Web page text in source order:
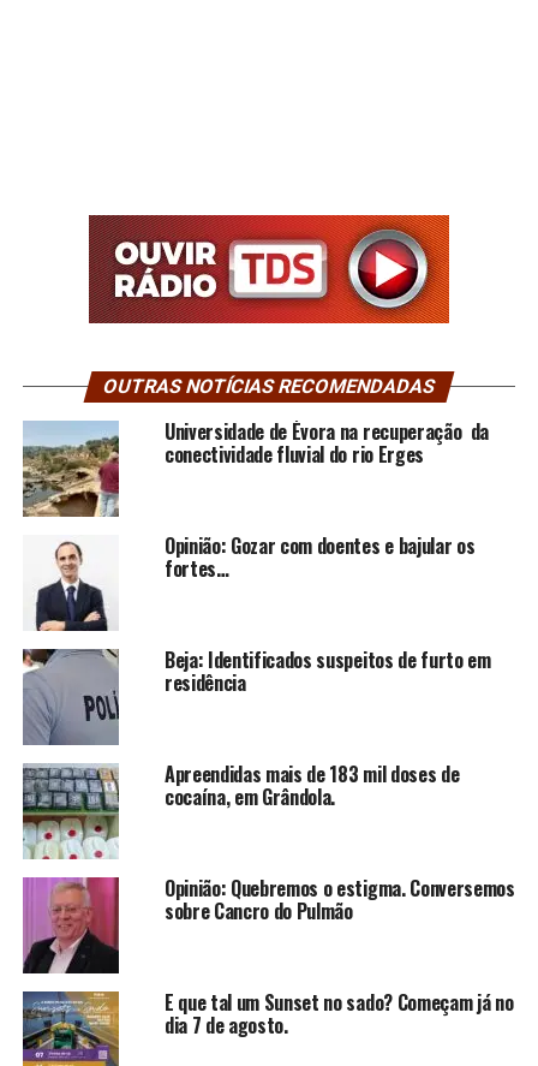
OUTRAS NOTÍCIAS RECOMENDADAS
Universidade de Évora na recuperação da
conectividade fluvial do rio Erges
Opinião: Gozar com doentes e bajular os
fortes…
Beja: Identificados suspeitos de furto em
residência
Apreendidas mais de 183 mil doses de
cocaína, em Grândola.
Opinião: Quebremos o estigma. Conversemos
sobre Cancro do Pulmão
E que tal um Sunset no sado? Começam já no
dia 7 de agosto.